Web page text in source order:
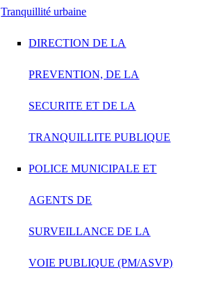
Tranquillité urbaine
DIRECTION DE LA
PREVENTION, DE LA
SECURITE ET DE LA
TRANQUILLITE PUBLIQUE
POLICE MUNICIPALE ET
AGENTS DE
SURVEILLANCE DE LA
VOIE PUBLIQUE (PM/ASVP)